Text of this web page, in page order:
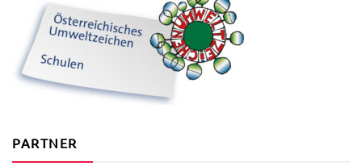
PARTNER